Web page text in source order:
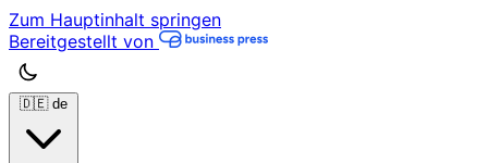
Zum Hauptinhalt springen
Bereitgestellt von
🇩🇪 de